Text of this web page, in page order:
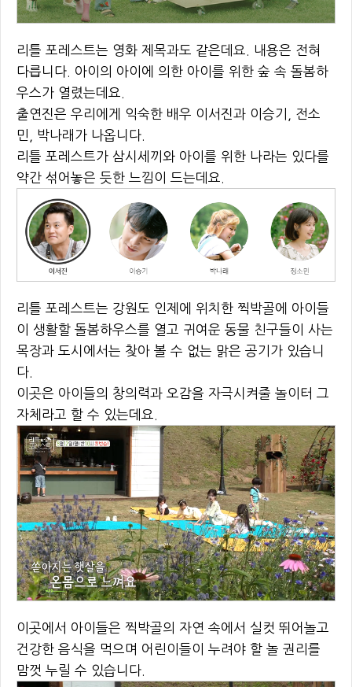
리틀 포레스트는 영화 제목과도 같은데요. 내용은 전혀
다릅니다. 아이의 아이에 의한 아이를 위한 숲 속 돌봄하
우스가 열렸는데요.
출연진은 우리에게 익숙한 배우 이서진과 이승기, 전소
민, 박나래가 나옵니다.
리틀 포레스트가 삼시세끼와 아이를 위한 나라는 있다를
약간 섞어놓은 듯한 느낌이 드는데요.
리틀 포레스트는 강원도 인제에 위치한 찍박골에 아이들
이 생활할 돌봄하우스를 열고 귀여운 동물 친구들이 사는
목장과 도시에서는 찾아 볼 수 없는 맑은 공기가 있습니
다.
이곳은 아이들의 창의력과 오감을 자극시켜줄 놀이터 그
자체라고 할 수 있는데요.
이곳에서 아이들은 찍박골의 자연 속에서 실컷 뛰어놀고
건강한 음식을 먹으며 어린이들이 누려야 할 놀 권리를
맘껏 누릴 수 있습니다.